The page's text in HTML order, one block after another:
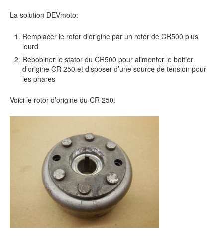
La solution DEVmoto:
Remplacer le rotor d’origine par un rotor de CR500 plus
lourd
Rebobiner le stator du CR500 pour alimenter le boitier
d’origine CR 250 et disposer d’une source de tension pour
les phares
Voici le rotor d’origine du CR 250: